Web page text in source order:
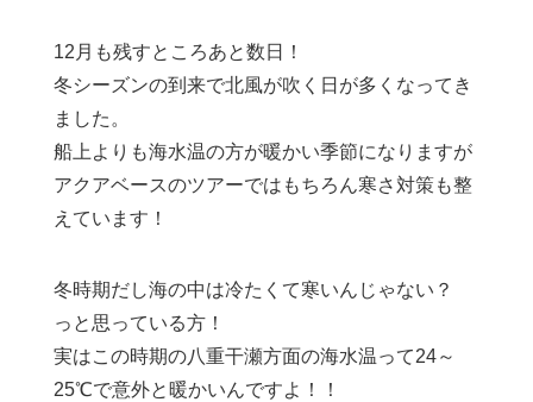
12月も残すところあと数日！
冬シーズンの到来で北風が吹く日が多くなってき
ました。
船上よりも海水温の方が暖かい季節になりますが
アクアベースのツアーではもちろん寒さ対策も整
えています！
冬時期だし海の中は冷たくて寒いんじゃない？
っと思っている方！
実はこの時期の八重干瀬方面の海水温って24～
25℃で意外と暖かいんですよ！！